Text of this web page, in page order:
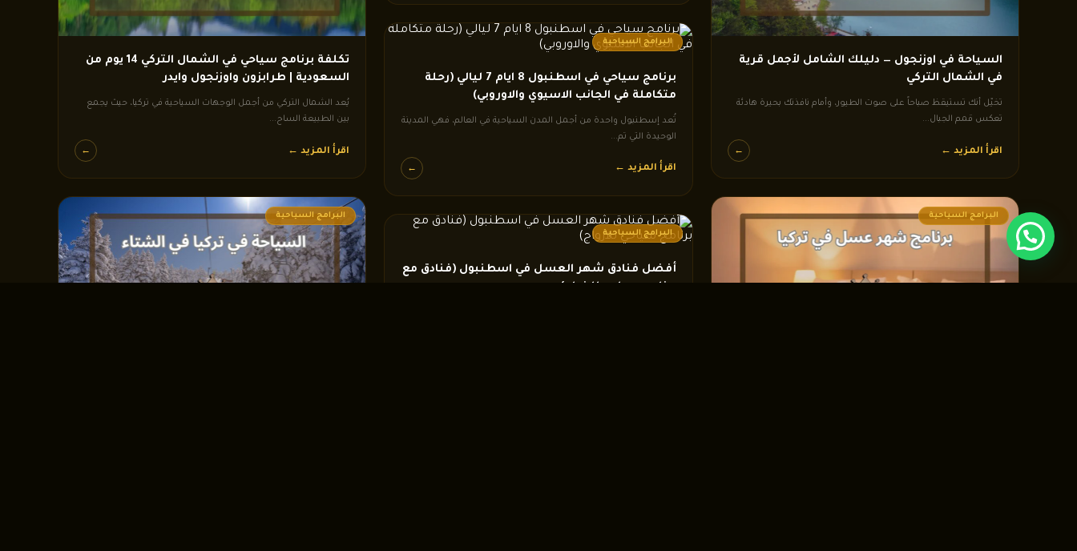
السياحة في اوزنجول — دليلك الشامل لأجمل قرية
في الشمال التركي
تخيّل أنك تستيقظ صباحاً على صوت الطيور، وأمام نافذتك بحيرة هادئة
تعكس قمم الجبال...
اقرأ المزيد ← ←
البرامج السياحية
البرامج السياحية
برنامج سياحي في اسطنبول 8 ايام 7 ليالي (رحلة
متكاملة في الجانب الاسيوي والاوروبي)
تُعد إسطنبول واحدة من أجمل المدن السياحية في العالم، فهي المدينة
الوحيدة التي تم...
اقرأ المزيد ← ←
البرامج السياحية
أفضل فنادق شهر العسل في اسطنبول (فنادق مع
تكلفة برنامج سياحي في الشمال التركي 14 يوم من
السعودية | طرابزون واوزنجول وايدر
يُعد الشمال التركي من أجمل الوجهات السياحية في تركيا، حيث يجمع
بين الطبيعة الساح...
اقرأ المزيد ← ←
البرامج السياحية